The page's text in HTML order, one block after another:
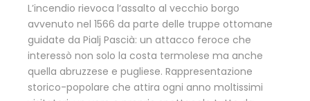
L’incendio rievoca l’assalto al vecchio borgo
avvenuto nel 1566 da parte delle truppe ottomane
guidate da Pialj Pascià: un attacco feroce che
interessò non solo la costa termolese ma anche
quella abruzzese e pugliese. Rappresentazione
storico-popolare che attira ogni anno moltissimi